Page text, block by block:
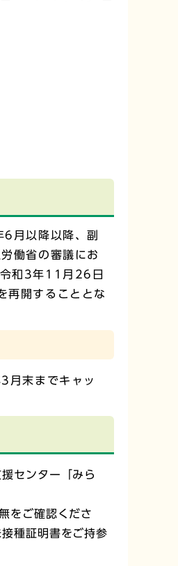
月以降以降、副
働省の審議にお
令和3年11月26日
再開することとな
月末までキャッ
センター「みら
をご確認くださ
種証明書をご持参